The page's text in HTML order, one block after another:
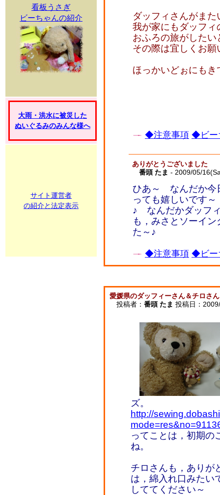
看板うさぎ
ビーちゃんの紹介
大雨・洪水に被災した
ぬいぐるみのみんな様へ
サイト運営者
の紹介と法定表示
ダッフィさんがま
我が家にもダッフ
おふろの旅がしたい
その際は宜しくお願
ほっかいどぉにも
◆注意事項 ◆ビー
ありがとうございました
番頭 たま - 2009/05/
ひあ～ なんだか今
っても嬉しいです
♪ なんだかダッフ
も，みさとソーイ
た～♪
◆注意事項 ◆ビー
愛媛県のダッフィーさん＆チロさん
投稿者： 番頭 たま 投稿日：
ズ。
http://
ってことは，初期の
ね。
チロさんも，ありが
は，綿入れ口みたい
しててください～